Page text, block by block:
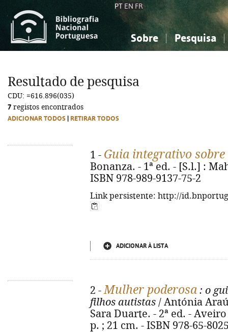
PT EN FR
Sobre Pesquisa
Ciências sociais...
Ciências sociais...
Resultado de pesquisa
CDU: =616.896(035)
7 registos encontrados
ADICIONAR TODOS RETIRAR TODOS
1 - Guia integrativo
Bonanza. - 1ª ed. - [S.l.] :
ISBN 978-989-9137-75-2
Link persistente: http://
ADICIONAR À LISTA
2 -Mulher poderosa : o
filhos autistas / Antónia
Sara Duarte. - 2ª ed. -
p. ; 21 cm. - ISBN 978-65-